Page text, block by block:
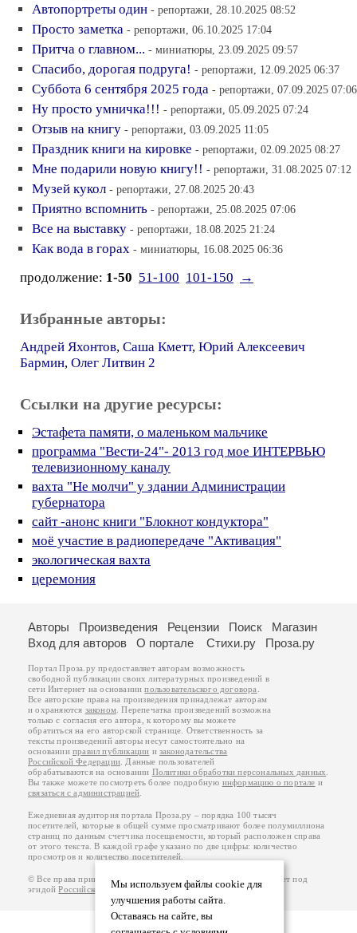
Автопортреты один - репортажи, 28.10.2025 08:52
Просто заметка - репортажи, 06.10.2025 17:04
Притча о главном... - миниатюры, 23.09.2025 09:57
Спасибо, дорогая подруга! - репортажи, 12.09.2025 06:37
Суббота 6 сентября 2025 года - репортажи, 07.09.2025 07:06
Ну просто умничка!!! - репортажи, 05.09.2025 07:24
Отзыв на книгу - репортажи, 03.09.2025 11:05
Праздник книги на кировке - репортажи, 02.09.2025 08:27
Мне подарили новую книгу!! - репортажи, 31.08.2025 07:12
Музей кукол - репортажи, 27.08.2025 20:43
Приятно вспомнить - репортажи, 25.08.2025 07:06
Все на выставку - репортажи, 18.08.2025 21:24
Как вода в горах - миниатюры, 16.08.2025 06:36
продолжение: 1-50 51-100 101-150 →
Избранные авторы:
Андрей Яхонтов, Саша Кметт, Юрий Алексеевич
Бармин, Олег Литвин 2
Ссылки на другие ресурсы:
Эстафета памяти, о маленьком мальчике
программа "Вести-24"- 2013 год мое ИНТЕРВЬЮ
телевизионному каналу
вахта "Не молчи" у здании Администрации
губернатора
сайт -анонс книги "Блокнот кондуктора"
моё участие в радиопередаче "Активация"
экологическая вахта
церемония
Мы используем файлы cookie для
улучшения работы сайта.
Оставаясь на сайте, вы
Авторы Произведения Рецензии Поиск
Магазин
Вход для авторов
О портале Стихи.ру Проза.ру
Портал Проза.ру предоставляет авторам возможность
свободной публикации своих литературных произведений в
сети Интернет на основаниипользовательского договора
Все авторские права на произведения принадлежат авторам
и охраняются законом . Перепечатка произведений возможна
только с согласия его автора, к которому вы можете
обратиться на его авторской странице. Ответственность за
тексты произведений авторы несут самостоятельно на
основанииправил публикации изаконодательства
Российской Федерации . Данные пользователей
обрабатываются на основании Политики обработки персональных данных
Вы также можете посмотреть более подробную информацию о портале и
связаться с администрацией
Ежедневная аудитория портала Проза.ру – порядка 100 тысяч
посетителей, которые в общей сумме просматривают более полумиллиона
страниц по данным счетчика посещаемости, который расположен справа
от этого текста. В каждой графе указано по две цифры: количество
просмотров и количество посетителей.
© Все права принадлежат авторам, 2000-2026. Портал работает под
эгидойРоссийского союза писателей.18+